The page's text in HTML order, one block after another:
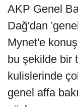
AKP Genel
Dağ'dan
Mynet'e
bu şekilde bir
kulislerinde
genel affa